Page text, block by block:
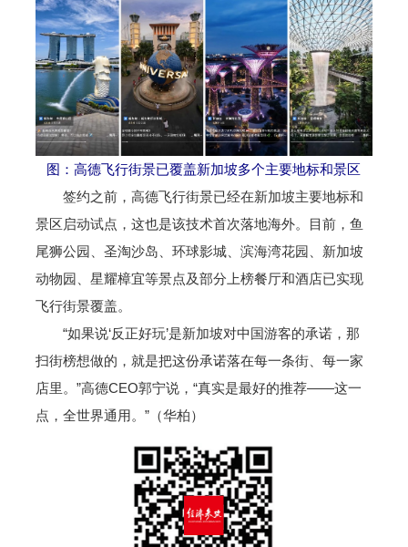
图：高德飞行街景已覆盖新加坡多个主要地标和景区
签约之前，高德飞行街景已经在新加坡主要地标和
景区启动试点，这也是该技术首次落地海外。目前，鱼
尾狮公园、圣淘沙岛、环球影城、滨海湾花园、新加坡
动物园、星耀樟宜等景点及部分上榜餐厅和酒店已实现
飞行街景覆盖。
“如果说‘反正好玩’是新加坡对中国游客的承诺，那
扫街榜想做的，就是把这份承诺落在每一条街、每一家
店里。”高德CEO郭宁说，“真实是最好的推荐——这一
点，全世界通用。”（华柏）